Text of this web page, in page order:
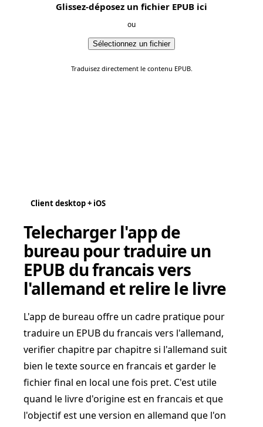
Glissez-déposez un fichier EPUB ici
ou
Sélectionnez un fichier
Traduisez directement le contenu EPUB.
Client desktop + iOS
Telecharger l'app de
bureau pour traduire un
EPUB du francais vers
l'allemand et relire le livre
L'app de bureau offre un cadre pratique pour
traduire un EPUB du francais vers l'allemand,
verifier chapitre par chapitre si l'allemand suit
bien le texte source en francais et garder le
fichier final en local une fois pret. C'est utile
quand le livre d'origine est en francais et que
l'objectif est une version en allemand que l'on